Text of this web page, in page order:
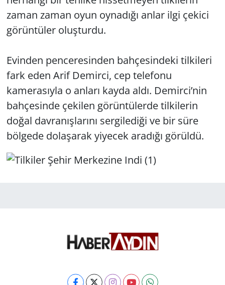
zaman zaman oyun oynadığı anlar ilgi çekici
görüntüler oluşturdu.
Evinden penceresinden bahçesindeki tilkileri
fark eden Arif Demirci, cep telefonu
kamerasıyla o anları kayda aldı. Demirci’nin
bahçesinde çekilen görüntülerde tilkilerin
doğal davranışlarını sergilediği ve bir süre
bölgede dolaşarak yiyecek aradığı görüldü.